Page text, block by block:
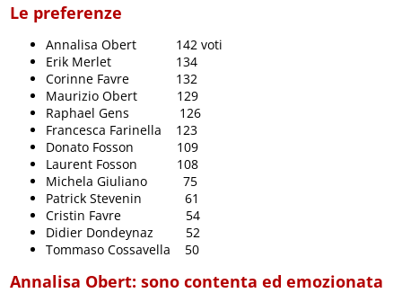
Le preferenze
Annalisa Obert 142 voti
Erik Merlet 134
Corinne Favre 132
Maurizio Obert 129
Raphael Gens 126
Francesca Farinella 123
Donato Fosson 109
Laurent Fosson 108
Michela Giuliano 75
Patrick Stevenin 61
Cristin Favre 54
Didier Dondeynaz 52
Tommaso Cossavella 50
Annalisa Obert: sono contenta ed emozionata